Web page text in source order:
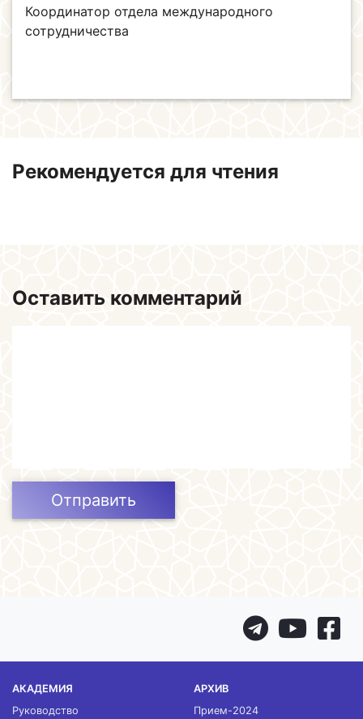
Координатор отдела международного
сотрудничества
Рекомендуется для чтения
Оставить комментарий
Отправить
АКАДЕМИЯ
Руководство
АРХИВ
Прием-2024